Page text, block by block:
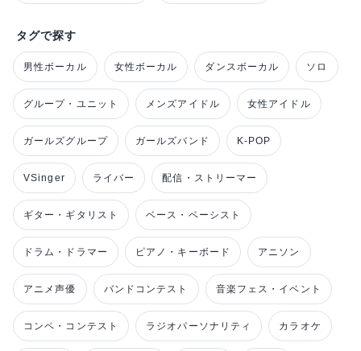
タグで探す
男性ボーカル 女性ボーカル ダンスボーカル ソロ
グループ・ユニット メンズアイドル 女性アイドル
ガールズグループ ガールズバンド K-POP
VSinger ライバー 配信・ストリーマー
ギター・ギタリスト ベース・ベーシスト
ドラム・ドラマー ピアノ・キーボード アニソン
アニメ声優 バンドコンテスト 音楽フェス・イベント
コンペ・コンテスト ラジオパーソナリティ カラオケ